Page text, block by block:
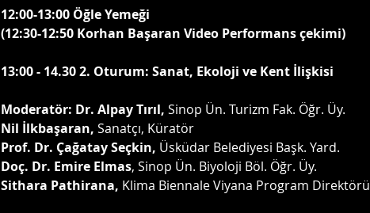
12:00-13:00 Öğle Yemeği
(12:30-12:50 Korhan Başaran Video Performans çekimi)
13:00 - 14.30 2. Oturum: Sanat, Ekoloji ve Kent İlişkisi
Moderatör: Dr. Alpay Tırıl, Sinop Ün. Turizm Fak. Öğr. Üy.
Nil İlkbaşaran, Sanatçı, Küratör
Prof. Dr. Çağatay Seçkin, Üsküdar Belediyesi Başk. Yard.
Doç. Dr. Emire Elmas, Sinop Ün. Biyoloji Böl. Öğr. Üy.
Sithara Pathirana, Klima Biennale Viyana Program Direktörü